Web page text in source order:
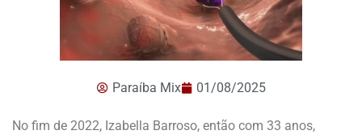
Paraíba Mix 01/08/2025
No fim de 2022, Izabella Barroso, então com 33 anos,